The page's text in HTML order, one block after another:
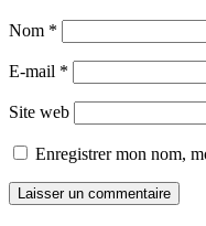
Nom *
E-mail *
Site web
Enregistrer mon nom,